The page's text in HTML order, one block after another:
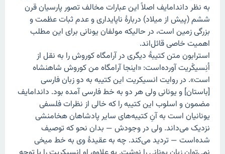
به نظر داندامایف اصلاً این عبارات مخالف تصور پارسیان قرن
ششم (پیش از میلاد) دربارهٔ ناپایداری و عدم ثبات عظمت و
بزرگی زمین است، در حالیکه مولفان یونانی برای این مطلب
اهمیت خاصی قائل‌اند.
استرابون متن کتیبهٔ دیگری در آرامگاه کوروش را به نقل از
اُنِسیکْریت آورده‌است: «اینجا آرامگاه من کوروش شاهنشاه
است». در روایت انسیکریت این کتیبه به دو زبان فارسی
[باستان] و یونانی ولی هر دو به خط فارسی آمده بود. داندامایف
مضمون و اسلوب این کتیبه را که خالی از نظرات فلسفی
یونانیان است به آنِ کتیبه‌های سایر پادشاهان هخامنشی
نزدیک می‌داند. ولی در وجودش — بدان نحو که توصیف
شده‌است — تردید می‌کند. چه به عقیدهٔ وی به خط میخی